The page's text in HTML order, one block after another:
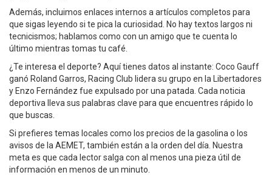
Además, incluimos enlaces internos a artículos completos para
que sigas leyendo si te pica la curiosidad. No hay textos largos ni
tecnicismos; hablamos como con un amigo que te cuenta lo
último mientras tomas tu café.
¿Te interesa el deporte? Aquí tienes datos al instante: Coco Gauff
ganó Roland Garros, Racing Club lidera su grupo en la Libertadores
y Enzo Fernández fue expulsado por una patada. Cada noticia
deportiva lleva sus palabras clave para que encuentres rápido lo
que buscas.
Si prefieres temas locales como los precios de la gasolina o los
avisos de la AEMET, también están a la orden del día. Nuestra
meta es que cada lector salga con al menos una pieza útil de
información en menos de un minuto.